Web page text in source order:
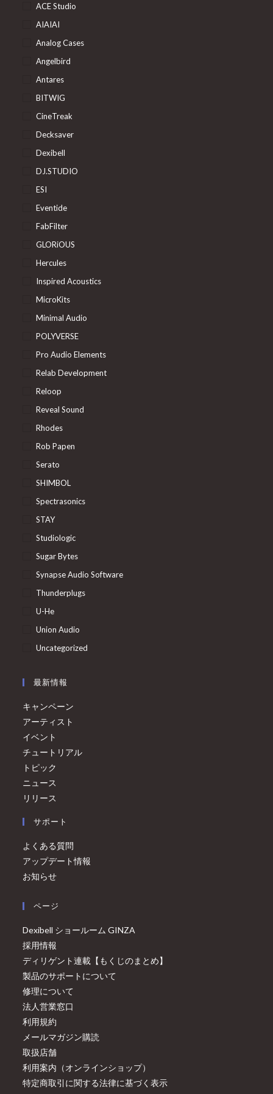
ACE Studio
AIAIAI
Analog Cases
Angelbird
Antares
BITWIG
CineTreak
Decksaver
Dexibell
DJ.STUDIO
ESI
Eventide
FabFilter
GLORiOUS
Hercules
Inspired Acoustics
MicroKits
Minimal Audio
POLYVERSE
Pro Audio Elements
Relab Development
Reloop
Reveal Sound
Rhodes
Rob Papen
Serato
SHIMBOL
Spectrasonics
STAY
Studiologic
Sugar Bytes
Synapse Audio Software
Thunderplugs
U-He
Union Audio
Uncategorized
最新情報
キャンペーン
アーティスト
イベント
チュートリアル
トピック
ニュース
リリース
サポート
よくある質問
アップデート情報
お知らせ
ページ
Dexibell ショールーム GINZA
採用情報
ディリゲント連載【もくじのまとめ】
製品のサポートについて
修理について
法人営業窓口
利用規約
メールマガジン購読
取扱店舗
利用案内（オンラインショップ）
特定商取引に関する法律に基づく表示